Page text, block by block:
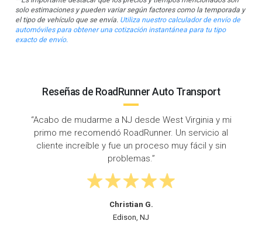
solo estimaciones y pueden variar según factores como la temporada y
el tipo de vehículo que se envía. Utiliza nuestro calculador de envío de
automóviles para obtener una cotización instantánea para tu tipo
exacto de envío.
Reseñas de RoadRunner Auto Transport
“Tuve una gran experiencia con RoadRunner Auto
Transport. Envié mi Nissan Altima desde
hasta Newark y no podría haber pedido un mejor
servicio.”
Robert K.
Charleston, WV